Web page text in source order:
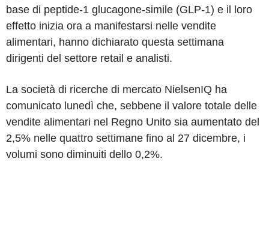
base di peptide-1 glucagone-simile (GLP-1) e il loro
effetto inizia ora a manifestarsi nelle vendite
alimentari, hanno dichiarato questa settimana
dirigenti del settore retail e analisti.
La società di ricerche di mercato NielsenIQ ha
comunicato lunedì che, sebbene il valore totale delle
vendite alimentari nel Regno Unito sia aumentato del
2,5% nelle quattro settimane fino al 27 dicembre, i
volumi sono diminuiti dello 0,2%.